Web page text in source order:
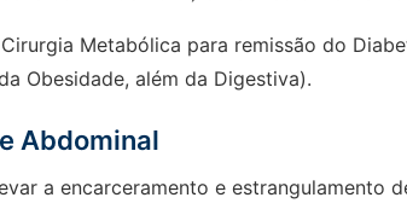
Metabólica para remissão do
Obesidade, além da Digestiva).
Abdominal
a encarceramento e estrangulamento